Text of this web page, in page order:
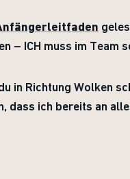
– ICH muss im Team
in Richtung Wolken
dass ich bereits an